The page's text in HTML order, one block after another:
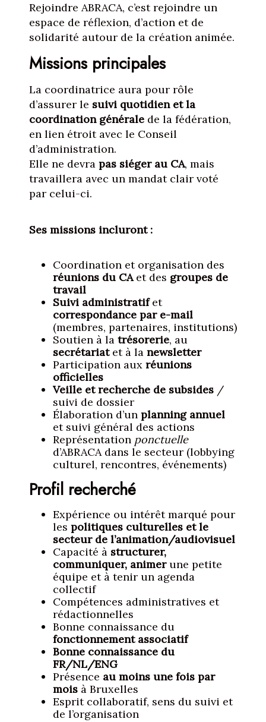
Rejoindre ABRACA, c’est rejoindre un
espace de réflexion, d’action et de
solidarité autour de la création animée.
Missions principales
La coordinatrice aura pour rôle
d’assurer le suivi quotidien et la
coordination générale de la fédération,
en lien étroit avec le Conseil
d’administration.
Elle ne devra pas siéger au CA, mais
travaillera avec un mandat clair voté
par celui-ci.
Ses missions incluront :
Coordination et organisation des
réunions du CAet des groupes de
travail
Suivi administratifet
correspondance par e-mail
(membres, partenaires, institutions)
Soutien à la trésorerie, au
secrétariatet à la newsletter
Participation aux réunions
officielles
Veille et recherche de subsides /
suivi de dossier
Élaboration d’un planning annuel
et suivi général des actions
Représentation ponctuelle
d’ABRACA dans le secteur (lobbying
culturel, rencontres, événements)
Profil recherché
Expérience ou intérêt marqué pour
les politiques culturelles et le
secteur de l’animation/audiovisuel
Capacité à structurer,
communiquer, animerune petite
équipe et à tenir un agenda
collectif
Compétences administratives et
rédactionnelles
Bonne connaissance du
fonctionnement associatif
Bonne connaissance du
FR/NL/ENG
Présence au moins une fois par
mois à Bruxelles
Esprit collaboratif, sens du suivi et
de l’organisation